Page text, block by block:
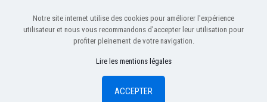
2016-2022 -- MSI-FAS -- TOUS DROITS RÉSERVÉS --
Notre site internet utilise des cookies pour améliorer l'expérience
utilisateur et nous vous recommandons d'accepter leur utilisation pour
profiter pleinement de votre navigation.
Lire les mentions légales
ACCEPTER